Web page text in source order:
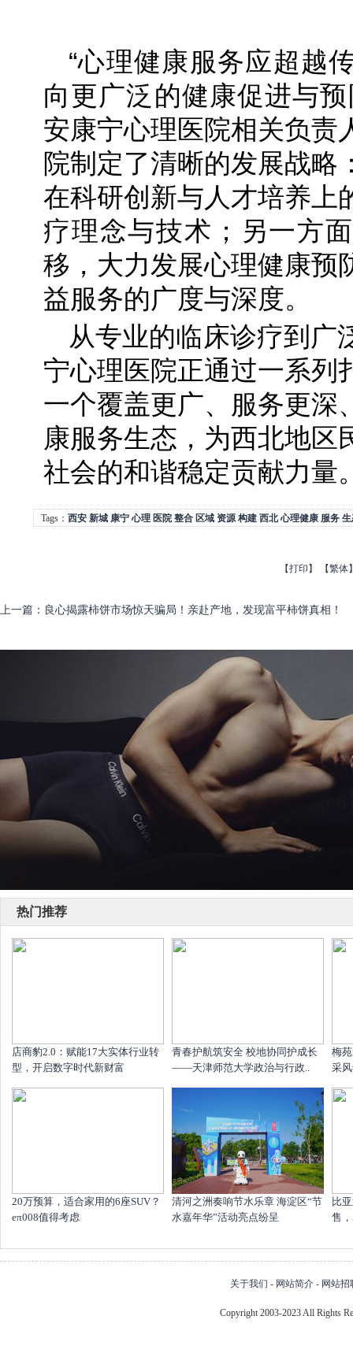
“心理健康服务应超越
向更广泛的健康促进与
安康宁心理医院相关负责
院制定了清晰的发展战略
在科研创新与人才培养上
疗理念与技术；另一方
移，大力发展心理健康预
益服务的广度与深度。
从专业的临床诊疗到广
宁心理医院正通过一系列
一个覆盖更广、服务更深
康服务生态，为西北地区
社会的和谐稳定贡献力量
Tags： 西安 新城 康宁 心理 医院 整合 区域 资源 构建 西北 心理健康 服务 生
【打印 】 【繁体
上一篇 ： 良心揭露柿饼市场惊天骗局！亲赴产地，发现富平柿饼真相！
热门推荐
店商豹2.0：赋能17大实体行业转
型，开启数字时代新财富
青春护航筑安全 校地协同护成长
——天津师范大学政治与行政..
梅
采
20万预算，适合家用的6座SUV？
eπ008值得考虑
清河之洲奏响节水乐章 海淀区“节
水嘉年华”活动亮点纷呈
比
售
关于我们 - 网站简介 - 网站招
Copyright 2003-2023 All Rights